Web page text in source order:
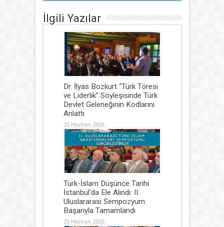
İlgili Yazılar
Dr. İlyas Bozkurt “Türk Töresi
ve Liderlik” Söyleşisinde Türk
Devlet Geleneğinin Kodlarını
Anlattı
25 Haziran 2026
Türk-İslam Düşünce Tarihi
İstanbul’da Ele Alındı: II.
Uluslararası Sempozyum
Başarıyla Tamamlandı
25 Haziran 2026